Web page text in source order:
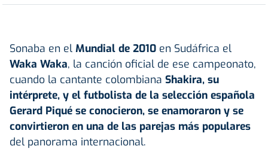
Sonaba en el Mundial de 2010 en Sudáfrica el
Waka Waka, la canción oficial de ese campeonato,
cuando la cantante colombiana Shakira, su
intérprete, y el futbolista de la selección española
Gerard Piqué se conocieron, se enamoraron y se
convirtieron en una de las parejas más populares
del panorama internacional.